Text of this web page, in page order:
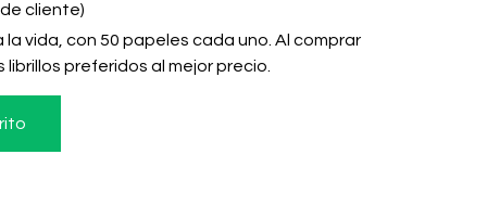
cliente)
vida, con 50 papeles cada uno. Al comprar
preferidos al mejor precio.